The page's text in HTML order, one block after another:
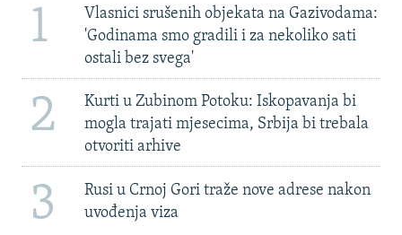
1
Vlasnici srušenih objekata na Gazivodama:
'Godinama smo gradili i za nekoliko sati
ostali bez svega'
2
Kurti u Zubinom Potoku: Iskopavanja bi
mogla trajati mjesecima, Srbija bi trebala
otvoriti arhive
3
Rusi u Crnoj Gori traže nove adrese nakon
uvođenja viza